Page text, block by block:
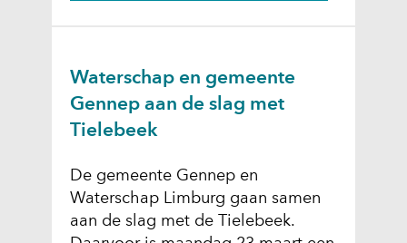
Waterschap en gemeente
Gennep aan de slag met
Tielebeek
De gemeente Gennep en
Waterschap Limburg gaan samen
aan de slag met de Tielebeek.